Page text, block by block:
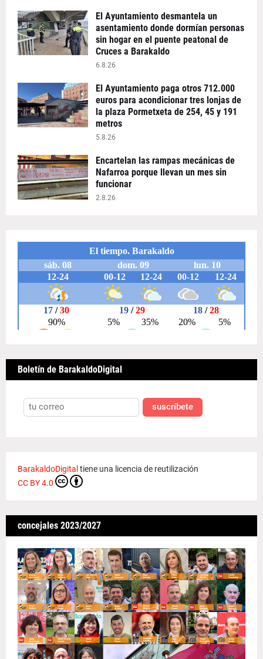
El Ayuntamiento desmantela un
asentamiento donde dormían personas
sin hogar en el puente peatonal de
Cruces a Barakaldo
6.8.26
El Ayuntamiento paga otros 712.000
euros para acondicionar tres lonjas de
la plaza Pormetxeta de 254, 45 y 191
metros
5.8.26
Encartelan las rampas mecánicas de
Nafarroa porque llevan un mes sin
funcionar
2.8.26
Boletín de BarakaldoDigital
suscríbete
BarakaldoDigital tiene una licencia de reutilización
CC BY 4.0
concejales 2023/2027